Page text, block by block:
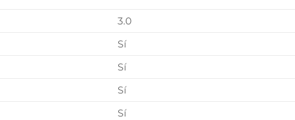
3.0
Sí
Sí
Sí
Sí